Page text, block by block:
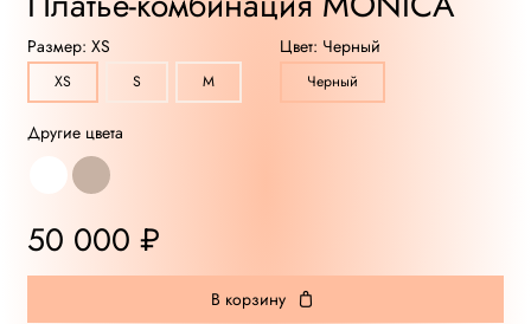
Размер: XS
XS S M
Цвет: Черный
Черный
Другие цвета
50 000 ₽
В корзину